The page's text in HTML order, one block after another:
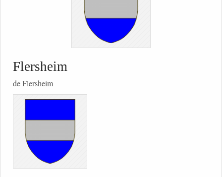
Flersheim
de Flersheim